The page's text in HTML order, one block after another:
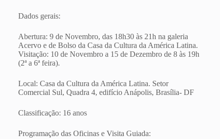
Dados gerais:
Abertura: 9 de Novembro, das 18h30 às 21h na galeria
Acervo e de Bolso da Casa da Cultura da América Latina.
Visitação: 10 de Novembro a 15 de Dezembro de 8 às 19h
(2ª a 6ª feira).
Local: Casa da Cultura da América Latina. Setor
Comercial Sul, Quadra 4, edifício Anápolis, Brasília- DF
Classificação: 16 anos
Programação das Oficinas e Visita Guiada: